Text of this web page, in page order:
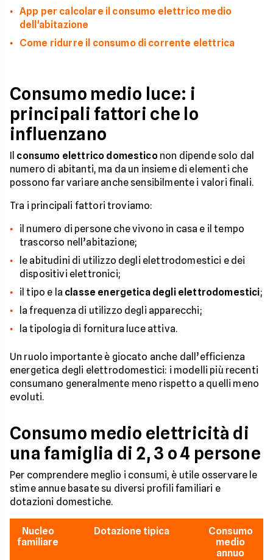
App per calcolare il consumo elettrico medio
dell'abitazione
Come ridurre il consumo di corrente elettrica
Consumo medio luce: i
principali fattori che lo
influenzano
consumo elettrico domesticonon dipende solo dal
numero di abitanti, ma da un insieme di elementi che
possono far variare anche sensibilmente i valori finali.
Tra i principali fattori troviamo:
il numero di persone che vivono in casa e il tempo
trascorso nell’abitazione;
le abitudini di utilizzo degli elettrodomestici e dei
dispositivi elettronici;
il tipo e la classe energetica degli elettrodomestici;
la frequenza di utilizzo degli apparecchi;
la tipologia di fornitura luce attiva.
Un ruolo importante è giocato anche dall’efficienza
energetica degli elettrodomestici: i modelli più recenti
consumano generalmente meno rispetto a quelli meno
evoluti.
Consumo medio elettricità di
una famiglia di 2, 3 o 4 persone
Per comprendere meglio i consumi, è utile osservare le
stime annue basate su diversi profili familiari e
dotazioni domestiche.
Nucleo
familiare
Dotazione tipica
Consumo
medio
annuo